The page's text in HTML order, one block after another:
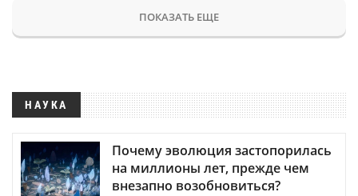
ПОКАЗАТЬ ЕЩЕ
НАУКА
Почему эволюция застопорилась
на миллионы лет, прежде чем
внезапно возобновиться?